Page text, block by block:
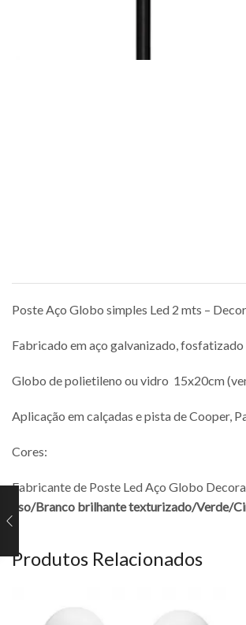
Poste Aço Globo simples Led 2 mts –
Fabricado em aço galvanizado,
Globo de polietileno ou vidro 15x20cm
Aplicação em calçadas e pista de Cooper,
Cores:
Fabricante de Poste Led Aço Globo
liso/Branco brilhante texturizado/Verde/
Produtos Relacionados